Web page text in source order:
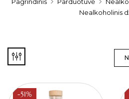
Nealkoholinis
-51%